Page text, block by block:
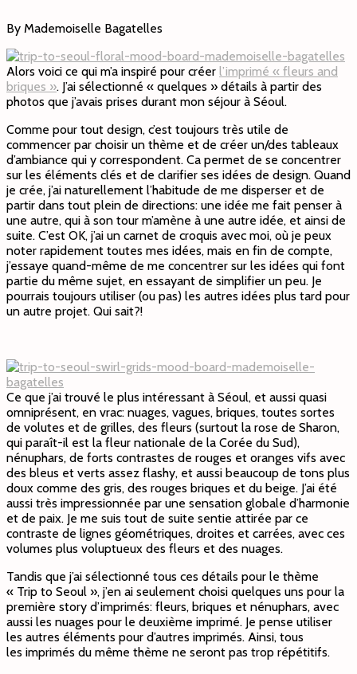
By Mademoiselle Bagatelles
Alors voici ce qui m’a inspiré pour créer l’imprimé « fleurs and
briques ». J’ai sélectionné « quelques » détails à partir des
photos que j’avais prises durant mon séjour à Séoul.
Comme pour tout design, c’est toujours très utile de
commencer par choisir un thème et de créer un/des tableaux
d’ambiance qui y correspondent. Ca permet de se concentrer
sur les éléments clés et de clarifier ses idées de design. Quand
je crée, j’ai naturellement l’habitude de me disperser et de
partir dans tout plein de directions: une idée me fait penser à
une autre, qui à son tour m’amène à une autre idée, et ainsi de
suite. C’est OK, j’ai un carnet de croquis avec moi, où je peux
noter rapidement toutes mes idées, mais en fin de compte,
j’essaye quand-même de me concentrer sur les idées qui font
partie du même sujet, en essayant de simplifier un peu. Je
pourrais toujours utiliser (ou pas) les autres idées plus tard pour
un autre projet. Qui sait?!
Ce que j’ai trouvé le plus intéressant à Séoul, et aussi quasi
omniprésent, en vrac: nuages, vagues, briques, toutes sortes
de volutes et de grilles, des fleurs (surtout la rose de Sharon,
qui paraît-il est la fleur nationale de la Corée du Sud),
nénuphars, de forts contrastes de rouges et oranges vifs avec
des bleus et verts assez flashy, et aussi beaucoup de tons plus
doux comme des gris, des rouges briques et du beige. J’ai été
aussi très impressionnée par une sensation globale d’harmonie
et de paix. Je me suis tout de suite sentie attirée par ce
contraste de lignes géométriques, droites et carrées, avec ces
volumes plus voluptueux des fleurs et des nuages.
Tandis que j’ai sélectionné tous ces détails pour le thème
« Trip to Seoul », j’en ai seulement choisi quelques uns pour la
première story d’imprimés: fleurs, briques et nénuphars, avec
aussi les nuages pour le deuxième imprimé. Je pense utiliser
les autres éléments pour d’autres imprimés. Ainsi, tous
les imprimés du même thème ne seront pas trop répétitifs.